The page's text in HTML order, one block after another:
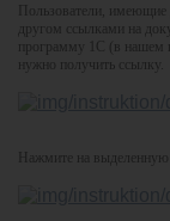
Пользователи, имеющие
другом ссылками на
программу 1С (в нашем
нужно получить ссылку.
Нажмите на